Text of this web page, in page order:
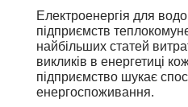
Електроенергія для
підприємств
найбільших статей
викликів в енергетиці
підприємство шукає
енергоспоживання.